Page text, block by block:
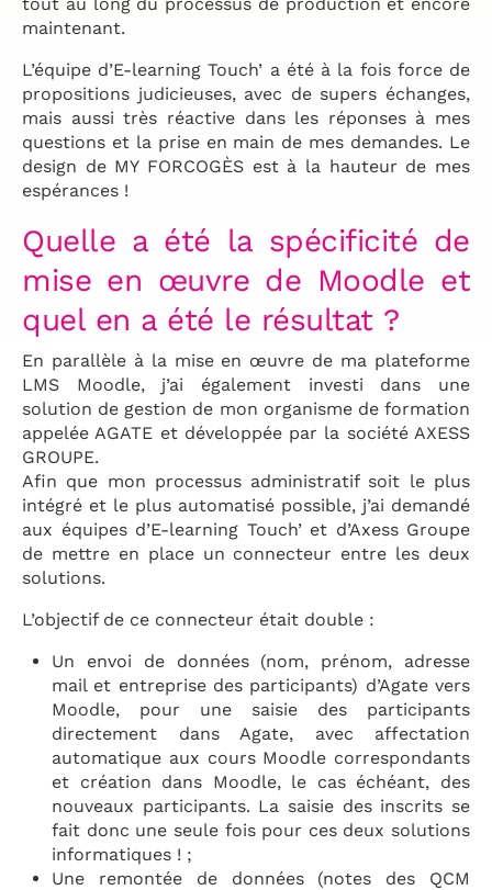
maintenant.
L’équipe d’E-learning Touch’ a été à la fois force de
propositions judicieuses, avec de supers échanges,
mais aussi très réactive dans les réponses à mes
questions et la prise en main de mes demandes. Le
design de MY FORCOGÈS est à la hauteur de mes
espérances !
Quelle a été la spécificité de
mise en œuvre de Moodle et
quel en a été le résultat ?
En parallèle à la mise en œuvre de ma plateforme
LMS Moodle, j’ai également investi dans une
solution de gestion de mon organisme de formation
appelée AGATE et développée par la société AXESS
GROUPE.
Afin que mon processus administratif soit le plus
intégré et le plus automatisé possible, j’ai demandé
aux équipes d’E-learning Touch’ et d’Axess Groupe
de mettre en place un connecteur entre les deux
solutions.
L’objectif de ce connecteur était double :
Un envoi de données (nom, prénom, adresse
mail et entreprise des participants) d’Agate vers
Moodle, pour une saisie des participants
directement dans Agate, avec affectation
automatique aux cours Moodle correspondants
et création dans Moodle, le cas échéant, des
nouveaux participants. La saisie des inscrits se
fait donc une seule fois pour ces deux solutions
informatiques ! ;
Une remontée de données (notes des QCM